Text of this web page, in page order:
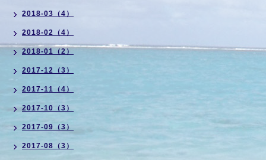
2018-03（4）
2018-02（4）
2018-01（2）
2017-12（3）
2017-11（4）
2017-10（3）
2017-09（3）
2017-08（3）